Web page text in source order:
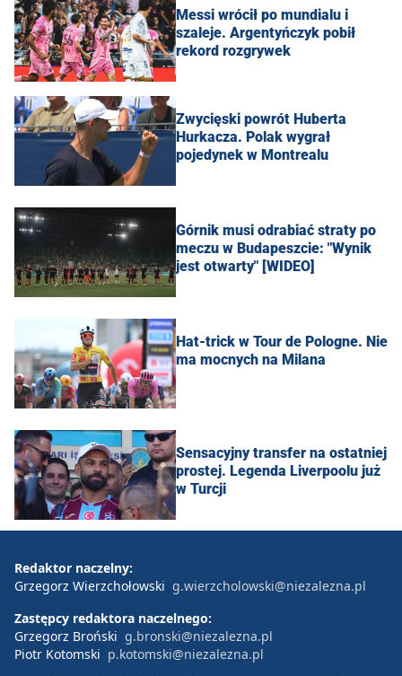
Messi wrócił po mundialu i
szaleje. Argentyńczyk pobił
rekord rozgrywek
Zwycięski powrót Huberta
Hurkacza. Polak wygrał
pojedynek w Montrealu
Górnik musi odrabiać straty po
meczu w Budapeszcie: "Wynik
jest otwarty" [WIDEO]
Hat-trick w Tour de Pologne. Nie
ma mocnych na Milana
Sensacyjny transfer na ostatniej
prostej. Legenda Liverpoolu już
w Turcji
Redaktor naczelny:
Grzegorz Wierzchołowski g.wierzcholowski@niezalezna.pl
Zastępcy redaktora naczelnego:
Grzegorz Broński g.bronski@niezalezna.pl
Piotr Kotomski p.kotomski@niezalezna.pl